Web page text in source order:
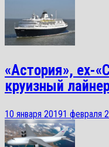
«Астория», ex-
круизный
10 января 20191 февраля